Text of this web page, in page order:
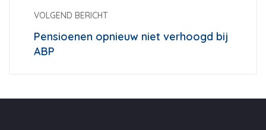
VOLGEND BERICHT
Pensioenen opnieuw niet verhoogd bij
ABP